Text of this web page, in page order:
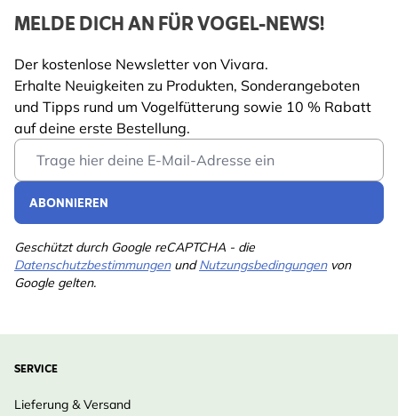
MELDE DICH AN FÜR VOGEL-NEWS!
Der kostenlose Newsletter von Vivara.
Erhalte Neuigkeiten zu Produkten, Sonderangeboten
und Tipps rund um Vogelfütterung sowie 10 % Rabatt
auf deine erste Bestellung.
Email Address
ABONNIEREN
Geschützt durch Google reCAPTCHA - die
DatenschutzbestimmungenundNutzungsbedingungenvon
Google gelten.
SERVICE
Lieferung & Versand